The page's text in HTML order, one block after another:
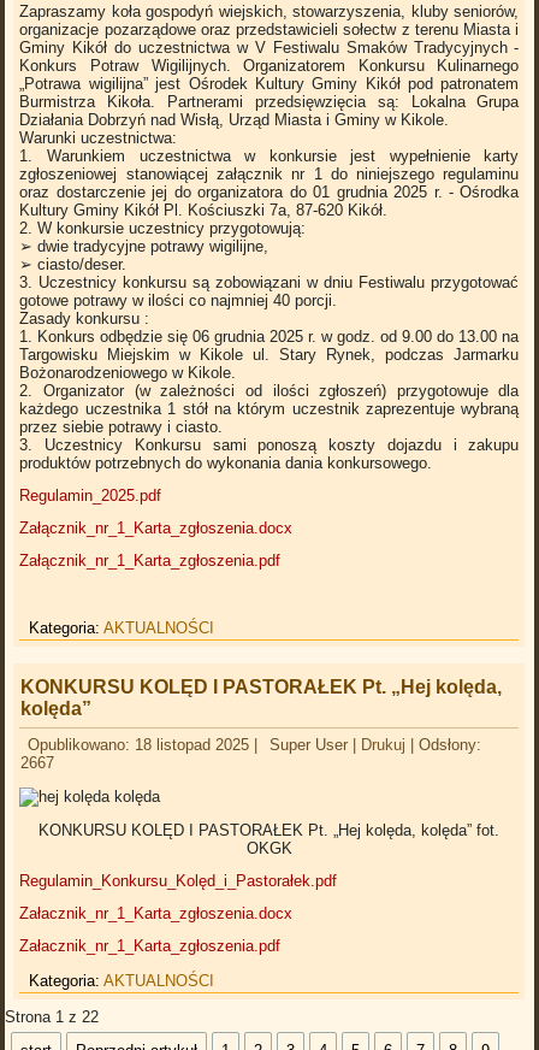
Zapraszamy koła gospodyń wiejskich, stowarzyszenia, kluby seniorów,
organizacje pozarządowe oraz przedstawicieli sołectw z terenu Miasta i
Gminy Kikół do uczestnictwa w V Festiwalu Smaków Tradycyjnych -
Konkurs Potraw Wigilijnych. Organizatorem Konkursu Kulinarnego
„Potrawa wigilijna” jest Ośrodek Kultury Gminy Kikół pod patronatem
Burmistrza Kikoła. Partnerami przedsięwzięcia są: Lokalna Grupa
Działania Dobrzyń nad Wisłą, Urząd Miasta i Gminy w Kikole.
Warunki uczestnictwa:
1. Warunkiem uczestnictwa w konkursie jest wypełnienie karty
zgłoszeniowej stanowiącej załącznik nr 1 do niniejszego regulaminu
oraz dostarczenie jej do organizatora do 01 grudnia 2025 r. - Ośrodka
Kultury Gminy Kikół Pl. Kościuszki 7a, 87-620 Kikół.
2. W konkursie uczestnicy przygotowują:
➢ dwie tradycyjne potrawy wigilijne,
➢ ciasto/deser.
3. Uczestnicy konkursu są zobowiązani w dniu Festiwalu przygotować
gotowe potrawy w ilości co najmniej 40 porcji.
Zasady konkursu :
1. Konkurs odbędzie się 06 grudnia 2025 r. w godz. od 9.00 do 13.00 na
Targowisku Miejskim w Kikole ul. Stary Rynek, podczas Jarmarku
Bożonarodzeniowego w Kikole.
2. Organizator (w zależności od ilości zgłoszeń) przygotowuje dla
każdego uczestnika 1 stół na którym uczestnik zaprezentuje wybraną
przez siebie potrawy i ciasto.
3. Uczestnicy Konkursu sami ponoszą koszty dojazdu i zakupu
produktów potrzebnych do wykonania dania konkursowego.
Regulamin_2025.pdf
Załącznik_nr_1_Karta_zgłoszenia.docx
Załącznik_nr_1_Karta_zgłoszenia.pdf
Kategoria:AKTUALNOŚCI
KONKURSU KOLĘD I PASTORAŁEK Pt. „Hej kolęda,
kolęda”
Opublikowano: 18 listopad 2025 | Super User | Drukuj |Odsłony:
2667
KONKURSU KOLĘD I PASTORAŁEK Pt. „Hej kolęda, kolęda” fot.
OKGK
Regulamin_Konkursu_Kolęd_i_Pastorałek.pdf
Załacznik_nr_1_Karta_zgłoszenia.docx
Załacznik_nr_1_Karta_zgłoszenia.pdf
Kategoria:AKTUALNOŚCI
Strona 1 z 22